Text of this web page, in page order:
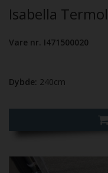
Isabella
Vare nr. I471500020
Dybde: 240cm